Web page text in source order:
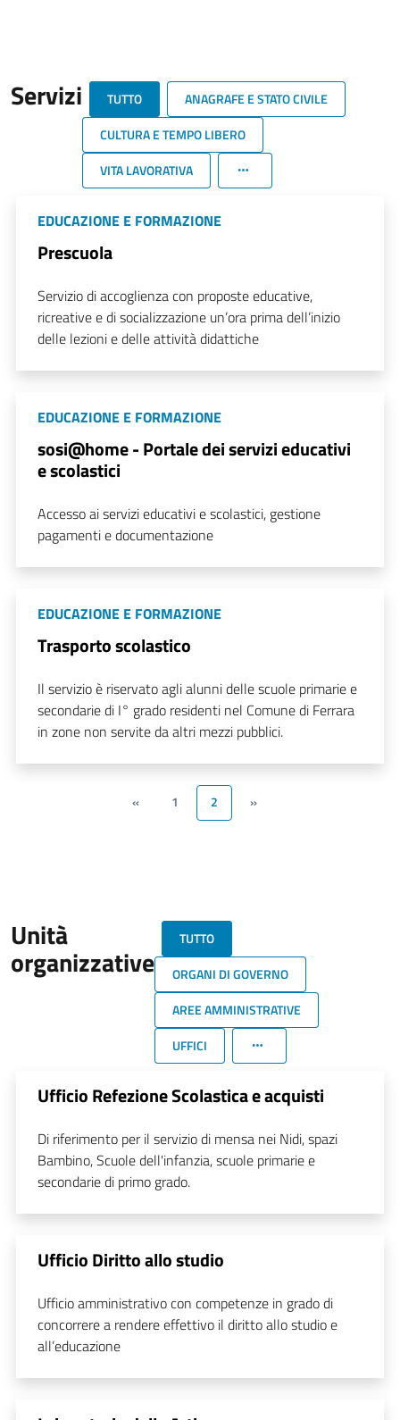
Servizi TUTTO
ANAGRAFE E STATO CIVILE
CULTURA E TEMPO LIBERO
VITA LAVORATIVA
EDUCAZIONE E FORMAZIONE
Prescuola
Servizio di accoglienza con proposte educative,
ricreative e di socializzazione un’ora prima dell’inizio
delle lezioni e delle attività didattiche
EDUCAZIONE E FORMAZIONE
sosi@home - Portale dei servizi educativi
e scolastici
Accesso ai servizi educativi e scolastici, gestione
pagamenti e documentazione
EDUCAZIONE E FORMAZIONE
Trasporto scolastico
Il servizio è riservato agli alunni delle scuole primarie e
secondarie di I° grado residenti nel Comune di Ferrara
in zone non servite da altri mezzi pubblici.
« 1 2 »
Unità
organizzative
TUTTO
ORGANI DI GOVERNO
AREE AMMINISTRATIVE
UFFICI
Ufficio Refezione Scolastica e acquisti
Di riferimento per il servizio di mensa nei Nidi, spazi
Bambino, Scuole dell'infanzia, scuole primarie e
secondarie di primo grado.
Ufficio Diritto allo studio
Ufficio amministrativo con competenze in grado di
concorrere a rendere effettivo il diritto allo studio e
all’educazione